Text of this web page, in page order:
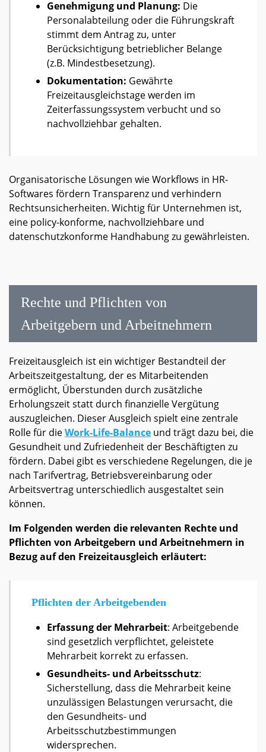
Genehmigung und Planung: Die
Personalabteilung oder die Führungskraft
stimmt dem Antrag zu, unter
Berücksichtigung betrieblicher Belange
(z.B. Mindestbesetzung).
Dokumentation: Gewährte
Freizeitausgleichstage werden im
Zeiterfassungssystem verbucht und so
nachvollziehbar gehalten.
Organisatorische Lösungen wie Workflows in HR-
Softwares fördern Transparenz und verhindern
Rechtsunsicherheiten. Wichtig für Unternehmen ist,
eine policy-konforme, nachvollziehbare und
datenschutzkonforme Handhabung zu gewährleisten.
Rechte und Pflichten von
Arbeitgebern und Arbeitnehmern
Freizeitausgleich ist ein wichtiger Bestandteil der
Arbeitszeitgestaltung, der es Mitarbeitenden
ermöglicht, Überstunden durch zusätzliche
Erholungszeit statt durch finanzielle Vergütung
auszugleichen. Dieser Ausgleich spielt eine zentrale
Rolle für dieWork-Life-Balance und trägt dazu bei, die
Gesundheit und Zufriedenheit der Beschäftigten zu
fördern. Dabei gibt es verschiedene Regelungen, die je
nach Tarifvertrag, Betriebsvereinbarung oder
Arbeitsvertrag unterschiedlich ausgestaltet sein
können.
Im Folgenden werden die relevanten Rechte und
Pflichten von Arbeitgebern und Arbeitnehmern in
Bezug auf den Freizeitausgleich erläutert:
Pflichten der Arbeitgebenden
Erfassung der Mehrarbeit: Arbeitgebende
sind gesetzlich verpflichtet, geleistete
Mehrarbeit korrekt zu erfassen.
Gesundheits- und Arbeitsschutz:
Sicherstellung, dass die Mehrarbeit keine
unzulässigen Belastungen verursacht, die
den Gesundheits- und
Arbeitsschutzbestimmungen
widersprechen.